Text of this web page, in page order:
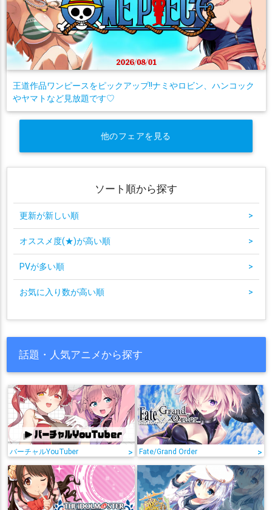
王道作品ワンピースをピックアップ!!ナミやロビン、ハンコック
やヤマトなど見放題です♡
他のフェアを見る
ソート順から探す
更新が新しい順 >
オススメ度(★)が高い順 >
PVが多い順 >
お気に入り数が高い順 >
話題・人気アニメから探す
バーチャルYouTuber > Fate/Grand Order >